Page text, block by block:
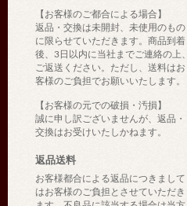
【お客様のご都合による場合】
返品・交換は未開封、未使用のもの
に限らせていただきます。商品到着
後、3日以内に当社までご連絡の上、
ご返送ください。ただし、送料はお
客様のご負担でお願いいたします。
【お客様の元での破損・汚損】
誠に申し訳ございませんが、返品・
交換はお受けいたしかねます。
返品送料
お客様都合による返品につきまして
はお客様のご負担とさせていただき